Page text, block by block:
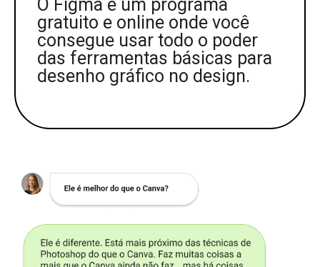
O Figma é um programa
gratuito e online onde você
consegue usar todo o poder
das ferramentas básicas para
desenho gráfico no design.